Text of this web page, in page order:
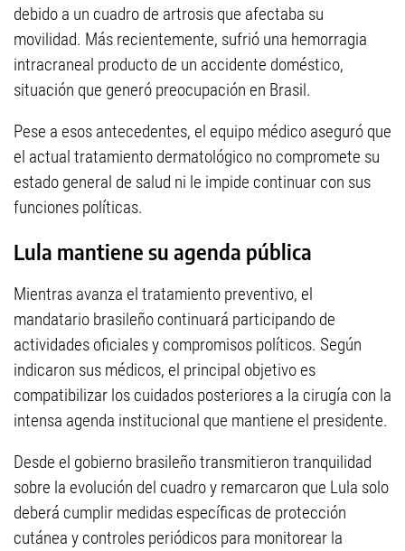
debido a un cuadro de artrosis que afectaba su
movilidad. Más recientemente, sufrió una hemorragia
intracraneal producto de un accidente doméstico,
situación que generó preocupación en Brasil.
Pese a esos antecedentes, el equipo médico aseguró que
el actual tratamiento dermatológico no compromete su
estado general de salud ni le impide continuar con sus
funciones políticas.
Lula mantiene su agenda pública
Mientras avanza el tratamiento preventivo, el
mandatario brasileño continuará participando de
actividades oficiales y compromisos políticos. Según
indicaron sus médicos, el principal objetivo es
compatibilizar los cuidados posteriores a la cirugía con la
intensa agenda institucional que mantiene el presidente.
Desde el gobierno brasileño transmitieron tranquilidad
sobre la evolución del cuadro y remarcaron que Lula solo
deberá cumplir medidas específicas de protección
cutánea y controles periódicos para monitorear la